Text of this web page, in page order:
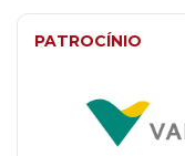
PATROCÍNIO